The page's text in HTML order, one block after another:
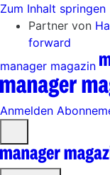
Zum Inhalt springen
Partner von
forward
manager magazin
Anmelden
öffnen